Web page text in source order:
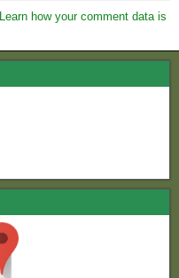
Learn how your comment data is